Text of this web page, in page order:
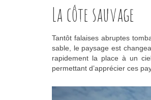
La côte sauvage
Tantôt falaises abruptes
sable, le paysage est
rapidement la place à un
permettant d’apprécier ces